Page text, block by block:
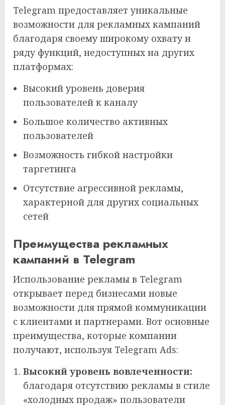
Telegram предоставляет уникальные
возможности для рекламных кампаний
благодаря своему широкому охвату и
ряду функций, недоступных на других
платформах:
Высокий уровень доверия
пользователей к каналу
Большое количество активных
пользователей
Возможность гибкой настройки
таргетинга
Отсутствие агрессивной рекламы,
характерной для других социальных
сетей
Преимущества рекламных
кампаний в Telegram
Использование рекламы в Telegram
открывает перед бизнесами новые
возможности для прямой коммуникации
с клиентами и партнерами. Вот основные
преимущества, которые компании
получают, используя Telegram Ads:
Высокий уровень вовлеченности:
благодаря отсутствию рекламы в стиле
«холодных продаж» пользователи